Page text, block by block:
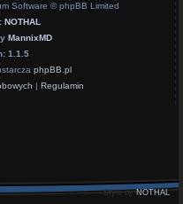
Software © phpBB Limited
NOTHAL
MannixMD
1.1.5
phpBB.pl
Regulamin
Style byNOTHAL